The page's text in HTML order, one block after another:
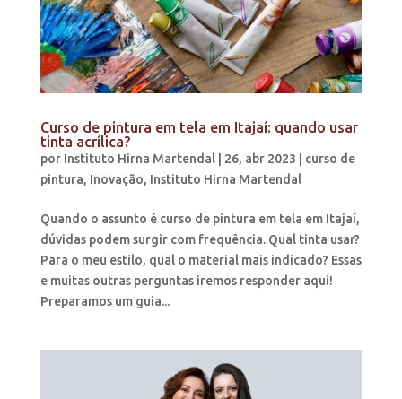
Curso de pintura em tela em Itajaí: quando usar
tinta acrílica?
por Instituto Hirna Martendal| 26, abr 2023
curso de
pintura, Inovação, Instituto Hirna Martendal
Quando o assunto é curso de pintura em tela em Itajaí,
dúvidas podem surgir com frequência. Qual tinta usar?
Para o meu estilo, qual o material mais indicado? Essas
e muitas outras perguntas iremos responder aqui!
Preparamos um guia...